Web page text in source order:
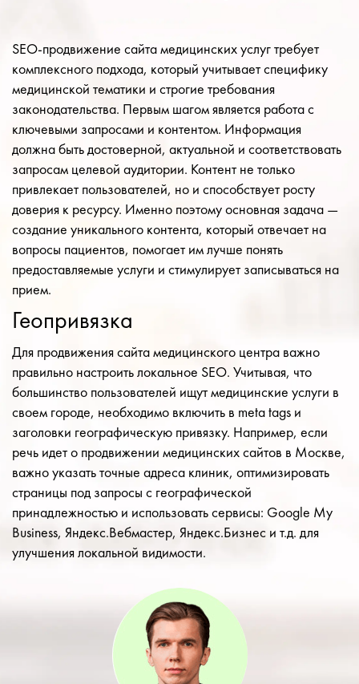
SEO-продвижение сайта медицинских услуг требует
комплексного подхода, который учитывает специфику
медицинской тематики и строгие требования
законодательства. Первым шагом является работа с
ключевыми запросами и контентом. Информация
должна быть достоверной, актуальной и соответствовать
запросам целевой аудитории. Контент не только
привлекает пользователей, но и способствует росту
доверия к ресурсу. Именно поэтому основная задача —
создание уникального контента, который отвечает на
вопросы пациентов, помогает им лучше понять
предоставляемые услуги и стимулирует записываться на
прием.
Геопривязка
Для продвижения сайта медицинского центра важно
правильно настроить локальное SEO. Учитывая, что
большинство пользователей ищут медицинские услуги в
своем городе, необходимо включить в meta tags и
заголовки географическую привязку. Например, если
речь идет о продвижении медицинских сайтов в Москве,
важно указать точные адреса клиник, оптимизировать
страницы под запросы с географической
принадлежностью и использовать сервисы: Google My
Business, Яндекс.Вебмастер, Яндекс.Бизнес и т.д. для
улучшения локальной видимости.